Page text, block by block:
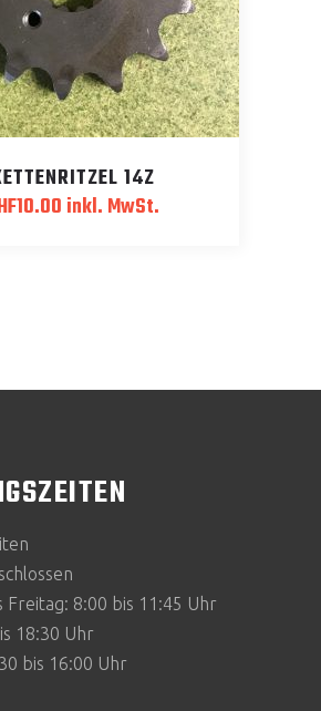
14Z
10.00 inkl. MwSt.
Freitag: 8:00 bis 11:45 Uhr
18:30 Uhr
bis 16:00 Uhr